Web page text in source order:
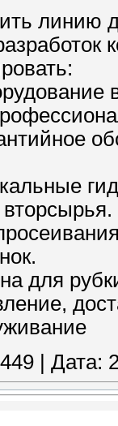
линию
для
449 Дата: